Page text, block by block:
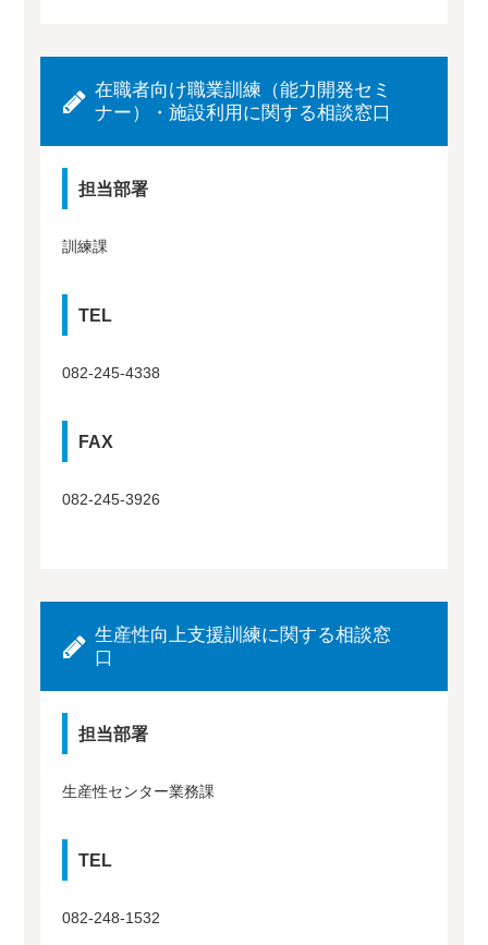
在職者向け職業訓練（能力開発セミ
ナー）・施設利用に関する相談窓口
担当部署
訓練課
TEL
082-245-4338
FAX
082-245-3926
生産性向上支援訓練に関する相談窓
口
担当部署
生産性センター業務課
TEL
082-248-1532